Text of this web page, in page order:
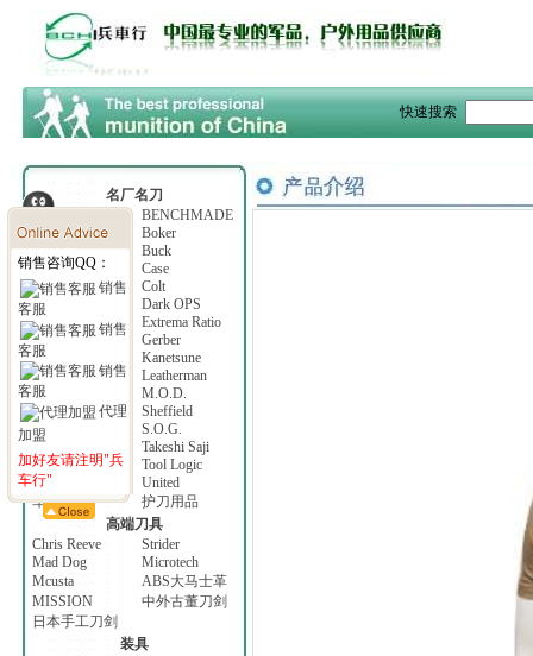
快速搜索
名厂名刀
BENCHMADE
Beretta
Boker
Browning
Buck
Camillus
Case
COLD STEEL
Colt
Columbia River
Dark OPS
Emerson
Extrema Ratio
Fallkniven
Gerber
KaBar
Kanetsune
Kershaw
Leatherman
Lone Wolf
M.O.D.
Ontario
Sheffield
Smith & Wesson
S.O.G.
SPYDERCO
Takeshi Saji
Timberline
Tool Logic
T.O.P.S.
United
军用刀具
护刀用品
高端刀具
Chris Reeve
Strider
Mad Dog
Microtech
Mcusta
ABS大马士革
MISSION
中外古董刀剑
日本手工刀剑
装具
销售咨询QQ：
销售
客服
销售
客服
销售
客服
代理
加盟
加好友请注明"兵
车行"